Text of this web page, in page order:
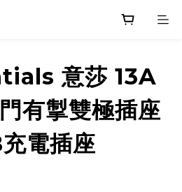
意莎 13A
有掣雙極插座
電插座